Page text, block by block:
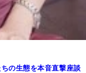
の生態を本音直撃座談